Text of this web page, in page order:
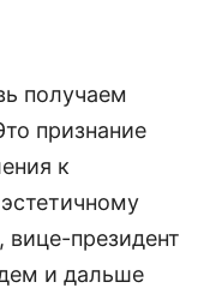
получаем
признание
к
вице-президент
и дальше